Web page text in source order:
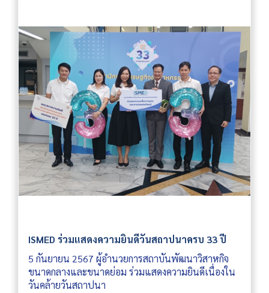
ISMED ร่วมแสดงความยินดีวันสถาปนาครบ 33 ปี
5 กันยายน 2567 ผู้อำนวยการสถาบันพัฒนาวิสาหกิจ
ขนาดกลางและขนาดย่อม ร่วมแสดงความยินดีเนื่องใน
วันคล้ายวันสถาปนา